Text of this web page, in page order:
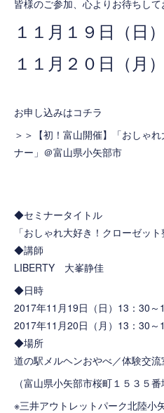
皆様のご参加、心よりお待ちして
１１月１９日（日
１１月２０日（月
お申し込みはコチラ
＞＞ 【初！富山開催】「おしゃ
ナー」＠富山県小矢部市
◆セミナータイトル
「おしゃれ大好き！クローゼット
◆講師
LIBERTY 大峯静佳
◆日時
2017年11月19日（日）13：30～
2017年11月20日（月）13：30～
◆場所
道の駅メルヘンおやべ／体験交流
（富山県小矢部市桜町１５３５番
※三井アウトレットパーク北陸小